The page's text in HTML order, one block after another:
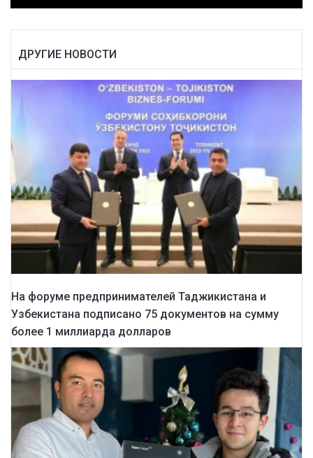
ДРУГИЕ НОВОСТИ
На форуме предпринимателей Таджикистана и
Узбекистана подписано 75 документов на сумму
более 1 миллиарда долларов